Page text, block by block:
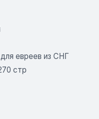
евреев из СНГ
стр